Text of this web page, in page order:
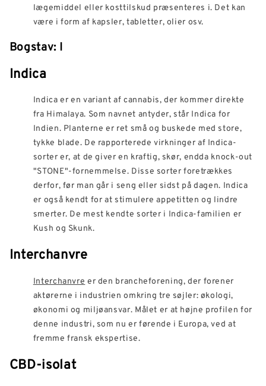
lægemiddel eller kosttilskud præsenteres i. Det kan
være i form af kapsler, tabletter, olier osv.
Bogstav: I
Indica
Indica er en variant af cannabis, der kommer direkte
fra Himalaya. Som navnet antyder, står Indica for
Indien. Planterne er ret små og buskede med store,
tykke blade. De rapporterede virkninger af Indica-
sorter er, at de giver en kraftig, skør, endda knock-out
"STONE"-fornemmelse. Disse sorter foretrækkes
derfor, før man går i seng eller sidst på dagen. Indica
er også kendt for at stimulere appetitten og lindre
smerter. De mest kendte sorter i Indica-familien er
Kush og Skunk.
Interchanvre
Interchanvre er den brancheforening, der forener
aktørerne i industrien omkring tre søjler: økologi,
økonomi og miljøansvar. Målet er at højne profilen for
denne industri, som nu er førende i Europa, ved at
fremme fransk ekspertise.
CBD-isolat